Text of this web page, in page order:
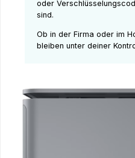
oder
sind.
Ob in der Firma oder im
bleiben unter deiner